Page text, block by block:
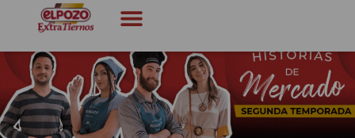
Historias de Mercado